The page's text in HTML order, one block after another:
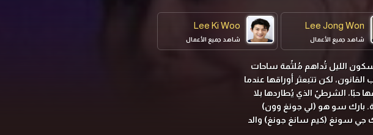
Lee Jong Won
شاهد جميع الأعمال
Lee Ki Woo
شاهد جميع الأعمال
الليل تُداهم مُلثّمة ساحات
لكن تتبعثر أوراقها عندما
حبًا، الشرطيّ الذي يُطاردها بلا
بارك سو هو (لي جونغ وون)
جي سونغ (كيم سانغ جونغ) والد